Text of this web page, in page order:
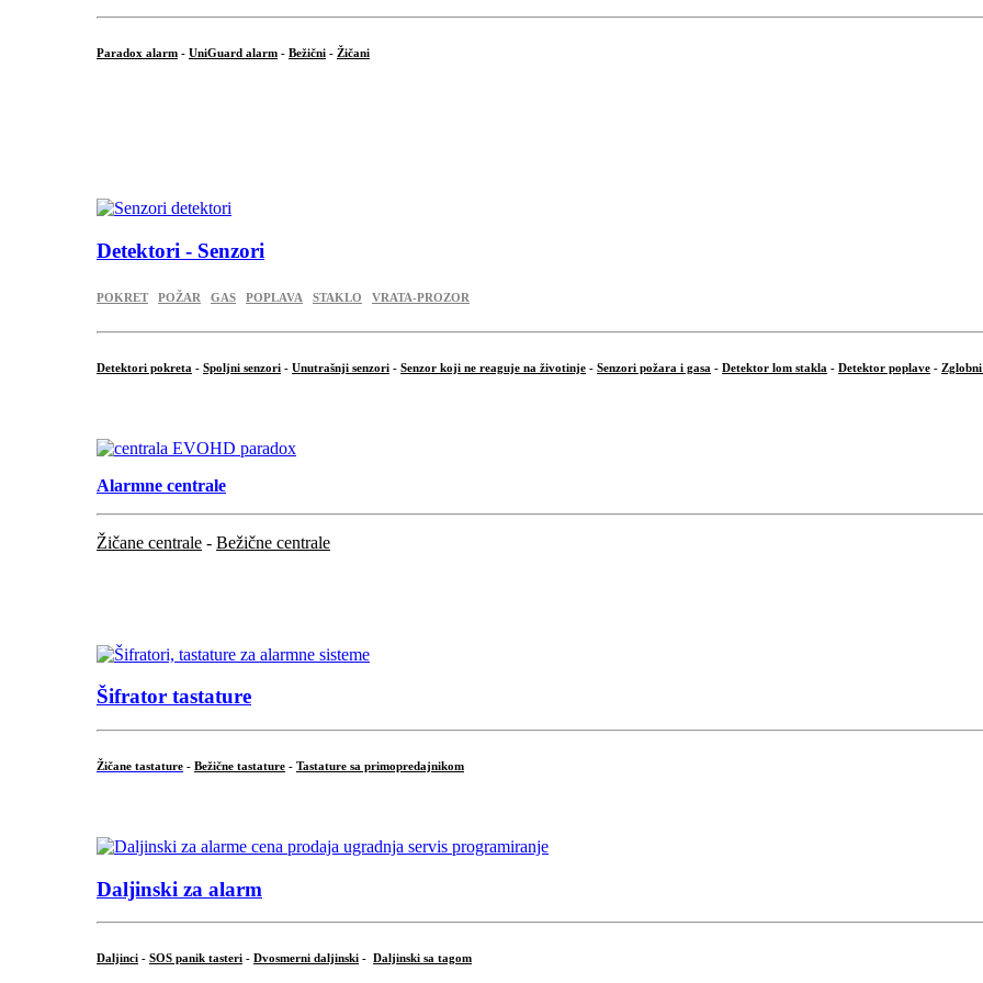
Paradox alarm - UniGuard alarm - Bežični - Žičani
Detektori - Senzori
POKRET POŽAR GAS POPLAVA STAKLO VRATA-PROZOR
Detektori pokreta - Spoljni senzori - Unutrašnji senzori - Senzor koji ne reaguje na životinje - Senzori požara i gasa - Detektor lom stakla - Detektor poplave - Zglobni
Alarmne centrale
Žičane centrale - Bežične centrale
Šifrator tastature
Žičane tastature - Bežične tastature - Tastature sa primopredajnikom
Daljinski za alarm
Daljinci - SOS panik tasteri - Dvosmerni daljinski - Daljinski sa tagom